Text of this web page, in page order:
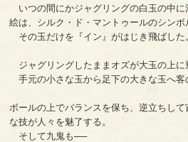
いつの間にかジャグリングの白玉の中
絵は、シルク・ド・マントゥールのシンボ
その玉だけを『イン』がはじき飛ばした
ジャグリングしたままオズが大玉の上に
手元の小さな玉から足下の大きな玉へ客
ボールの上でバランスを保ち、逆立ちし
な技が人々を魅了する。
そして九鬼も──